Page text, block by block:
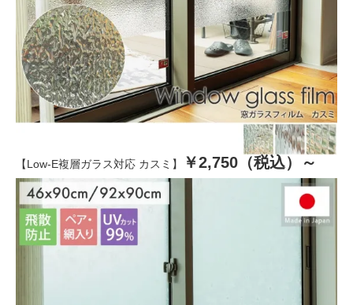
【Low-E複層ガラス対応 カスミ】 ￥2,750（税込）～